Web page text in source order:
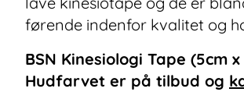
førende indenfor kvalitet og
BSN Kinesiologi Tape (5cm
Hudfarvet er på tilbud og